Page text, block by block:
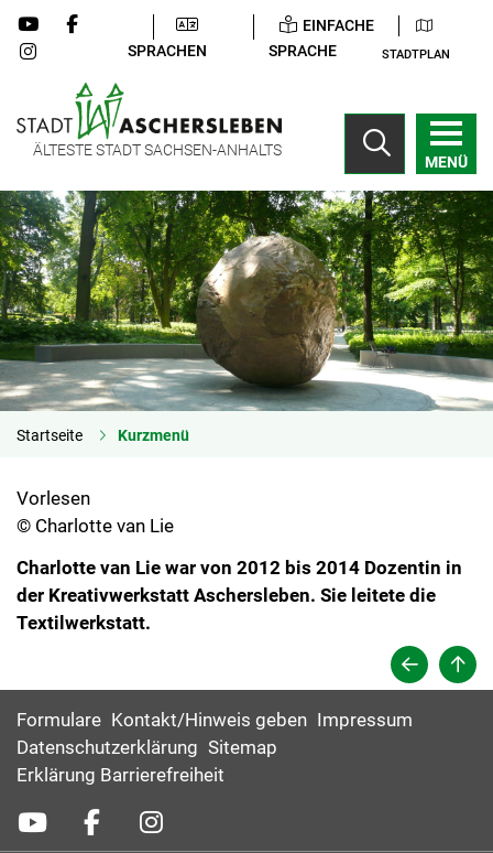
SPRACHEN
EINFACHE
SPRACHE
STADTPLAN
ÄLTESTE STADT SACHSEN-ANHALTS
MENÜ
Startseite Kurzmenü
Vorlesen
© Charlotte van Lie
Charlotte van Lie war von 2012 bis 2014 Dozentin in
der Kreativwerkstatt Aschersleben. Sie leitete die
Textilwerkstatt.
Formulare Kontakt/Hinweis geben Impressum
Datenschutzerklärung Sitemap
Erklärung Barrierefreiheit